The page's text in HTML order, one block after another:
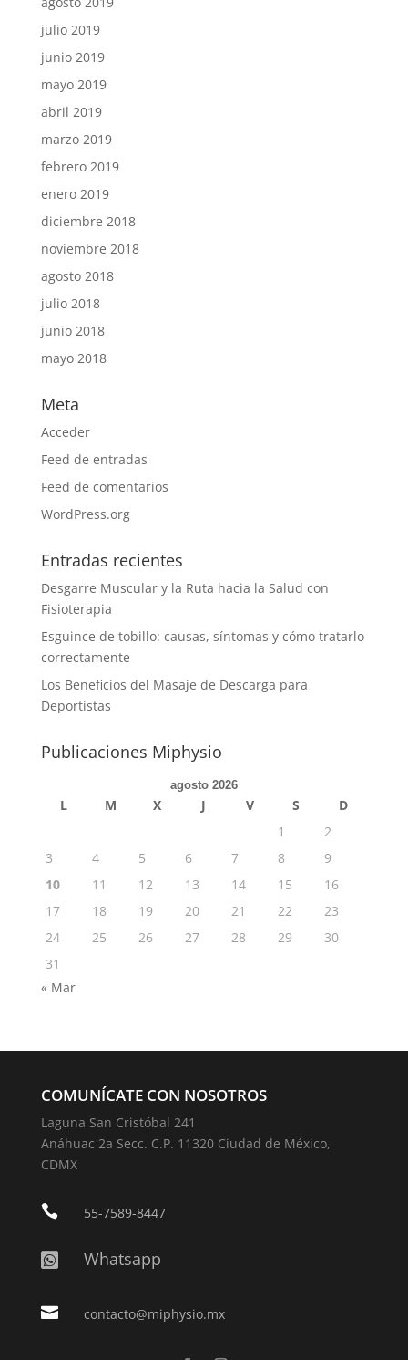
julio 2019
junio 2019
mayo 2019
abril 2019
marzo 2019
febrero 2019
enero 2019
diciembre 2018
noviembre 2018
agosto 2018
julio 2018
junio 2018
mayo 2018
Meta
Acceder
Feed de entradas
Feed de comentarios
WordPress.org
Entradas recientes
Desgarre Muscular y la Ruta hacia la Salud con
Fisioterapia
Esguince de tobillo: causas, síntomas y cómo tratarlo
correctamente
Los Beneficios del Masaje de Descarga para
Deportistas
Publicaciones Miphysio
agosto 2026
L M X J V S
D
1
2
3
4 5 6 7 8
9
10
11 12 13 14 15
16
17
18 19 20 21 22
23
24
25 26 27 28 29
30
31
« Mar
COMUNÍCATE CON NOSOTROS
Laguna San Cristóbal 241
Anáhuac 2a Secc. C.P. 11320 Ciudad de México,
CDMX
 55-7589-8447
 Whatsapp
 contacto@miphysio.mx